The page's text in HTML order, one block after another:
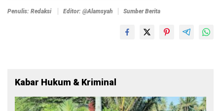
Penulis: Redaksi Editor: @alamsyah Sumber Berita
Kabar Hukum & Kriminal